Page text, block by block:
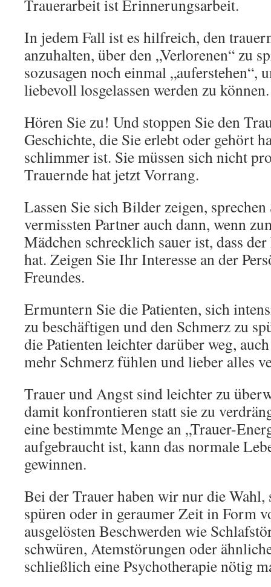
Trauerarbeit ist Erinnerungsarbeit.
In jedem Fall ist es hilfreich, den
anzuhalten, über den „Verlorenen“ zu
sozusagen noch einmal „auferstehen“,
liebevoll losgelassen werden zu können.
Hören Sie zu! Und stoppen Sie den
Geschichte, die Sie erlebt oder gehört
schlimmer ist. Sie müssen sich nicht
Trauernde hat jetzt Vorrang.
Lassen Sie sich Bilder zeigen,
vermissten Partner auch dann, wenn
Mädchen schrecklich sauer ist, dass
hat. Zeigen Sie Ihr Interesse an der
Freundes.
Ermuntern Sie die Patienten, sich
zu beschäftigen und den Schmerz zu
die Patienten leichter darüber weg,
mehr Schmerz fühlen und lieber alles
Trauer und Angst sind leichter zu
damit konfrontieren statt sie zu
eine bestimmte Menge an „Trauer-
aufgebraucht ist, kann das normale
gewinnen.
Bei der Trauer haben wir nur die Wahl,
spüren oder in geraumer Zeit in Form
ausgelösten Beschwerden wie
schwüren, Atemstörungen oder
schließlich eine Psychotherapie nötig